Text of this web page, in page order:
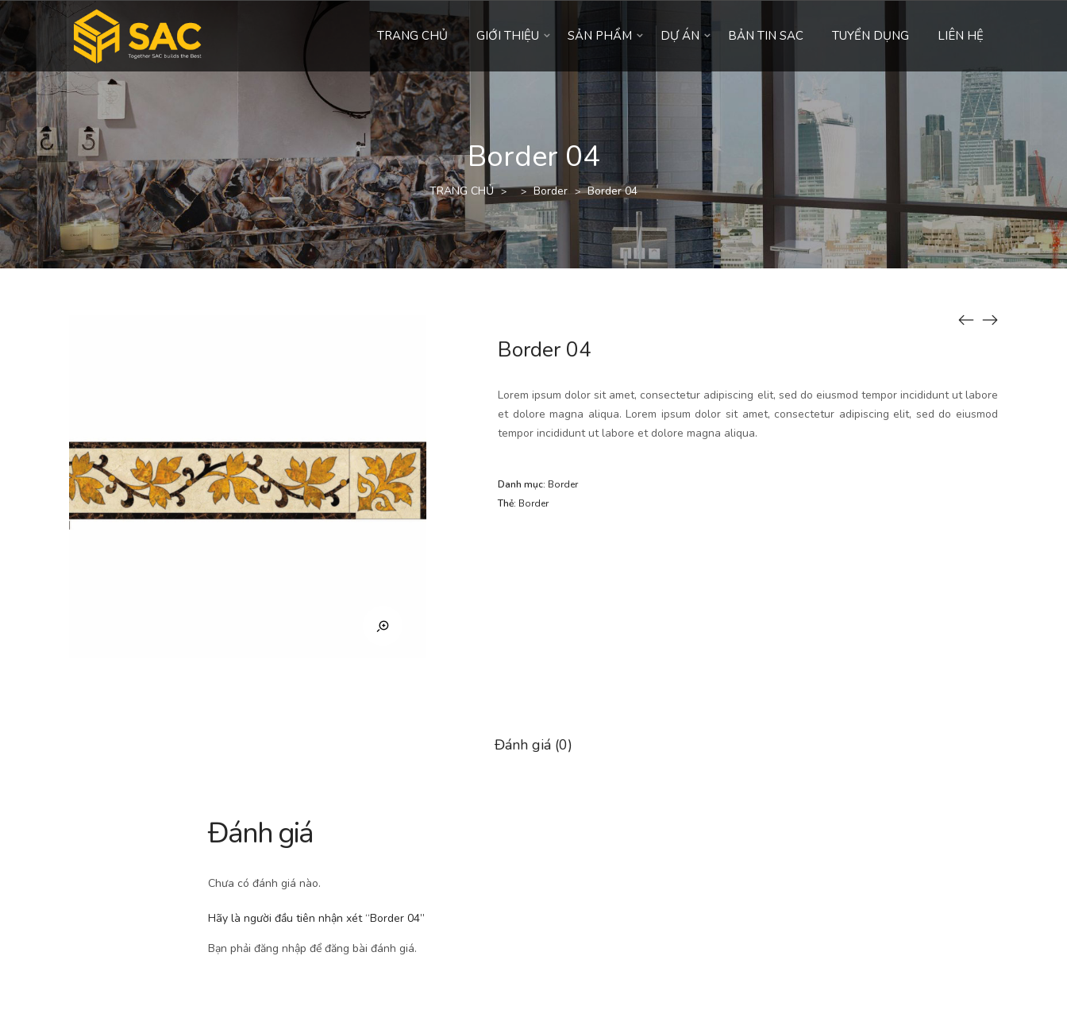
TRANG CHỦ GIỚI THIỆU SẢN PHẨM DỰ ÁN BẢN TIN SAC TUYỂN DỤNG LIÊN HỆ
Border 04
TRANG CHỦ > > Border > Border 04
Border 04
Lorem ipsum dolor sit amet, consectetur adipiscing elit, sed do eiusmod tempor incididunt ut labore
et dolore magna aliqua. Lorem ipsum dolor sit amet, consectetur adipiscing elit, sed do eiusmod
tempor incididunt ut labore et dolore magna aliqua.
Danh mục: Border
Thẻ: Border
Đánh giá (0)
Đánh giá
Chưa có đánh giá nào.
Hãy là người đầu tiên nhận xét “Border 04”
Bạn phải đăng nhập để đăng bài đánh giá.